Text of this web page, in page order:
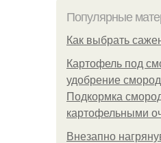
Популярные
Как выбрать
Картофель под
удобрение
Подкормка
картофельными
Внезапно